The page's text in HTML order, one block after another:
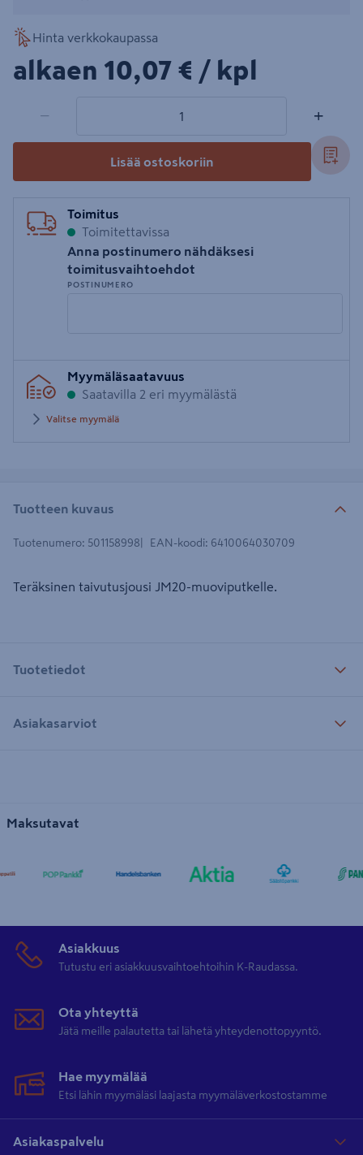
Hinta verkkokaupassa
alkaen 10,07€/kpl
10,07 € / kpl
− +
Lisää ostoskoriin
Toimitus
Toimitettavissa
Anna postinumero nähdäksesi
toimitusvaihtoehdot
POSTINUMERO
postinumero
Myymäläsaatavuus
Saatavilla 2 eri myymälästä
Valitse myymälä
Tuotteen kuvaus
Tuotenumero: 501158998 EAN-koodi: 6410064030709
Teräksinen taivutusjousi JM20-muoviputkelle.
Tuotetiedot
Asiakasarviot
Maksutavat
Asiakkuus
Tutustu eri asiakkuusvaihtoehtoihin K-Raudassa.
Ota yhteyttä
Jätä meille palautetta tai lähetä yhteydenottopyyntö.
Hae myymälää
Etsi lähin myymäläsi laajasta myymäläverkostostamme
Asiakaspalvelu